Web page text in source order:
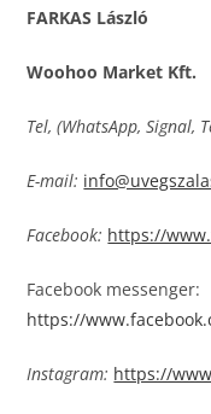
FARKAS László
Woohoo Market Kft.
Tel, (WhatsApp, Signal,
E-mail:
Facebook: https://
Facebook messenger:
https://
Instagram: https://